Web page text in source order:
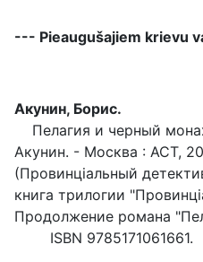
--- Pieaugušajiem krievu
Акунин, Борис.
Пелагия и черный
Акунин. - Москва : АСТ,
(Провинцiальный
книга трилогии
Продолжение романа
ISBN 9785171061661.